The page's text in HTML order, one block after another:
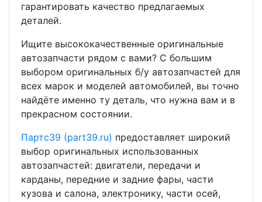
гарантировать качество предлагаемых
деталей.
Ищите высококачественные оригинальные
автозапчасти рядом с вами? С большим
выбором оригинальных б/у автозапчастей для
всех марок и моделей автомобилей, вы точно
найдёте именно ту деталь, что нужна вам и в
прекрасном состоянии.
Партс39 (part39.ru) предоставляет широкий
выбор оригинальных использованных
автозапчастей: двигатели, передачи и
карданы, передние и задние фары, части
кузова и салона, электронику, части осей,